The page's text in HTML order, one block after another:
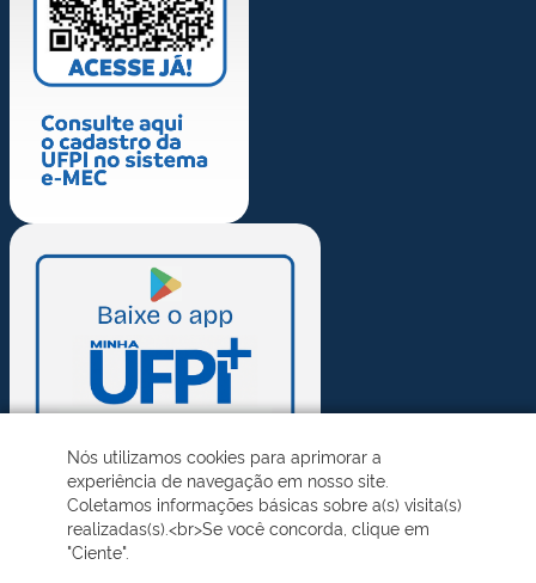
Nós utilizamos cookies para aprimorar a
experiência de navegação em nosso site.
Coletamos informações básicas sobre a(s) visita(s)
realizadas(s).<br>Se você concorda, clique em
"Ciente".